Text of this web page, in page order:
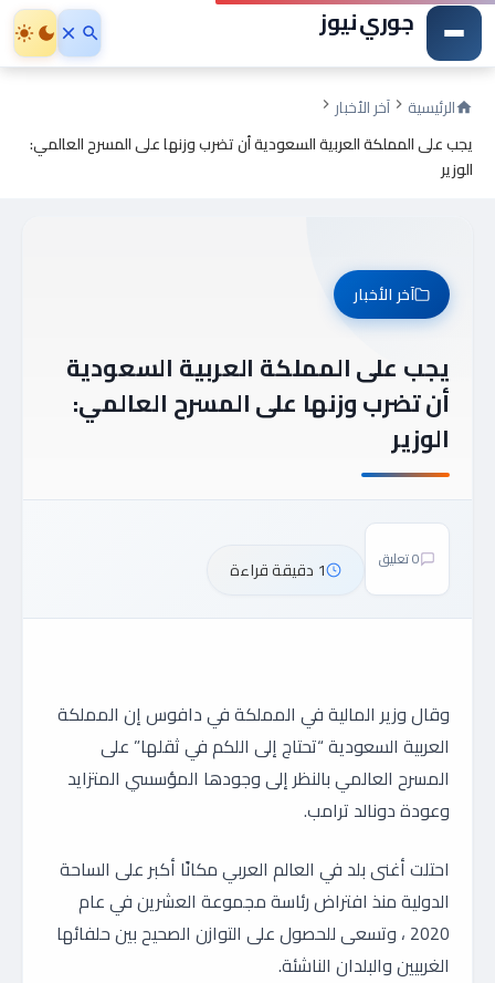
جوري نيوز
الرئيسية
آخر الأخبار
يجب على المملكة العربية السعودية أن تضرب وزنها على المسرح العالمي:
الوزير
آخر الأخبار
يجب على المملكة العربية السعودية
أن تضرب وزنها على المسرح العالمي:
الوزير
0 تعليق 1 دقيقة قراءة
وقال وزير المالية في المملكة في دافوس إن المملكة
العربية السعودية “تحتاج إلى اللكم في ثقلها” على
المسرح العالمي بالنظر إلى وجودها المؤسسي المتزايد
وعودة دونالد ترامب.
احتلت أغنى بلد في العالم العربي مكانًا أكبر على الساحة
الدولية منذ افتراض رئاسة مجموعة العشرين في عام
2020 ، وتسعى للحصول على التوازن الصحيح بين حلفائها
الغربيين والبلدان الناشئة.